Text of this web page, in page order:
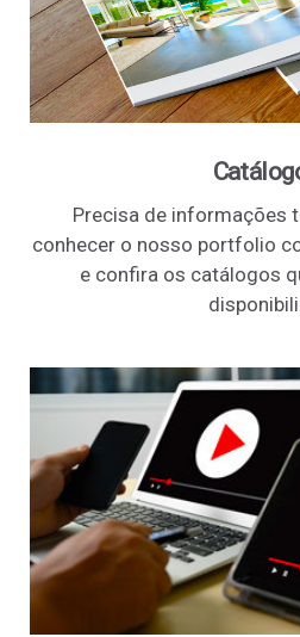
Precisa de informações
conhecer o nosso portfolio
e confira os catálogos